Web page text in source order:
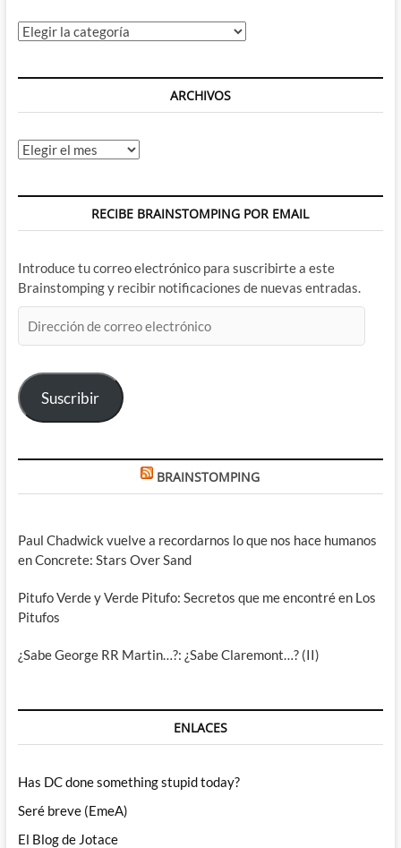
Categorías
ARCHIVOS
Archivos
RECIBE BRAINSTOMPING POR EMAIL
Introduce tu correo electrónico para suscribirte a este
Brainstomping y recibir notificaciones de nuevas entradas.
de
electrónico
Suscribir
BRAINSTOMPING
Paul Chadwick vuelve a recordarnos lo que nos hace humanos
en Concrete: Stars Over Sand
Pitufo Verde y Verde Pitufo: Secretos que me encontré en Los
Pitufos
¿Sabe George RR Martin…?: ¿Sabe Claremont…? (II)
ENLACES
Has DC done something stupid today?
Seré breve (EmeA)
El Blog de Jotace